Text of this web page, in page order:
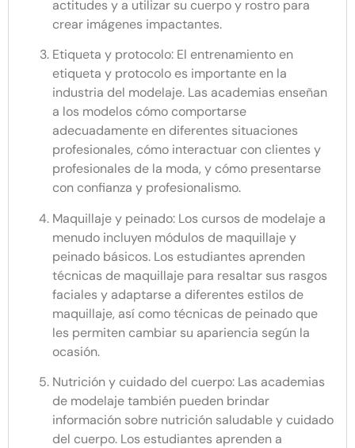
actitudes y a utilizar su cuerpo y rostro para
crear imágenes impactantes.
Etiqueta y protocolo: El entrenamiento en
etiqueta y protocolo es importante en la
industria del modelaje. Las academias enseñan
a los modelos cómo comportarse
adecuadamente en diferentes situaciones
profesionales, cómo interactuar con clientes y
profesionales de la moda, y cómo presentarse
con confianza y profesionalismo.
Maquillaje y peinado: Los cursos de modelaje a
menudo incluyen módulos de maquillaje y
peinado básicos. Los estudiantes aprenden
técnicas de maquillaje para resaltar sus rasgos
faciales y adaptarse a diferentes estilos de
maquillaje, así como técnicas de peinado que
les permiten cambiar su apariencia según la
ocasión.
Nutrición y cuidado del cuerpo: Las academias
de modelaje también pueden brindar
información sobre nutrición saludable y cuidado
del cuerpo. Los estudiantes aprenden a